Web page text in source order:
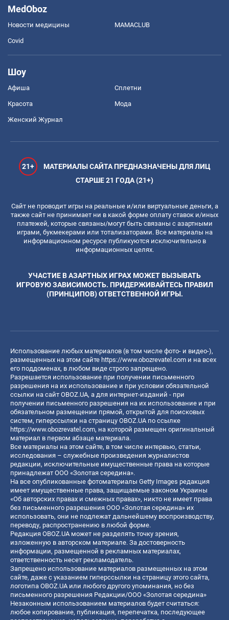
MedOboz
Новости медицины MAMACLUB
Covid
Шоу
Афиша Сплетни
Красота Мода
Женский Журнал
21+
МАТЕРИАЛЫ САЙТА ПРЕДНАЗНАЧЕНЫ ДЛЯ ЛИЦ
СТАРШЕ 21 ГОДА (21+)
Сайт не проводит игры на реальные и/или виртуальные деньги, а
также сайт не принимает ни в какой форме оплату ставок и/иных
платежей, которые связаны/могут быть связаны с азартными
играми, букмекерами или тотализаторами. Все материалы на
информационном ресурсе публикуются исключительно в
информационных целях.
УЧАСТИЕ В АЗАРТНЫХ ИГРАХ МОЖЕТ ВЫЗЫВАТЬ
ИГРОВУЮ ЗАВИСИМОСТЬ. ПРИДЕРЖИВАЙТЕСЬ ПРАВИЛ
(ПРИНЦИПОВ) ОТВЕТСТВЕННОЙ ИГРЫ.
Использование любых материалов (в том числе фото- и видео-),
размещенных на этом сайте https://www.obozrevatel.com и на всех
его поддоменах, в любом виде строго запрещено.
Разрешается использование при получении письменного
разрешения на их использование и при условии обязательной
ссылки на сайт OBOZ.UA, а для интернет-изданий - при
получении письменного разрешения на их использование и при
обязательном размещении прямой, открытой для поисковых
систем, гиперссылки на страницу OBOZ.UA по ссылке
https://www.obozrevatel.com, на которой размещен оригинальный
материал в первом абзаце материала.
Все материалы на этом сайте, в том числе интервью, статьи,
исследования – служебные произведения журналистов
редакции, исключительные имущественные права на которые
принадлежат ООО «Золотая середина».
На все опубликованные фотоматериалы Getty Images редакция
имеет имущественные права, защищаемые законом Украины
«Об авторских правах и смежных правах», никто не имеет права
без письменного разрешения ООО «Золотая середина» их
использовать, они не подлежат дальнейшему воспроизводству,
переводу, распространению в любой форме.
Редакция OBOZ.UA может не разделять точку зрения,
изложенную в авторском материале. За достоверность
информации, размещенной в рекламных материалах,
ответственность несет рекламодатель.
Запрещено использование материалов размещенных на этом
сайте, даже с указанием гиперссылки на страницу этого сайта,
логотипа OBOZ.UA или любого другого упоминания, но без
письменного разрешения Редакции/ООО «Золотая середина»
Незаконным использованием материалов будет считаться:
любое копирование, публикация, перепечатка, последующее